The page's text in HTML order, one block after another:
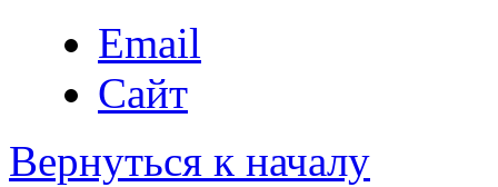
Email
Сайт
Вернуться к началу